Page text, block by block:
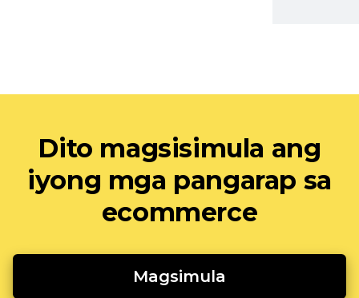
Dito magsisimula ang
iyong mga pangarap sa
ecommerce
Magsimula